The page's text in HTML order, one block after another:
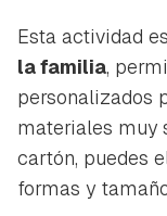
Esta actividad
la familia,
personalizados
materiales muy
cartón, puedes
formas y